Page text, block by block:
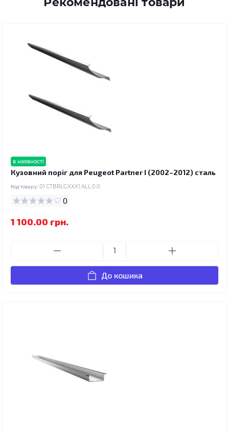
в наявності
Кузовний поріг для Peugeot Partner I (2002–2012) сталь
Код товару: 01.CTBRLGXXX1.ALL.0.0
0
1 100.00 грн.
До кошика